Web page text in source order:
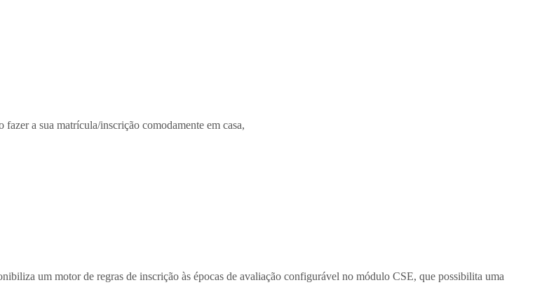
a sua matrícula/inscrição comodamente em casa,
um motor de regras de inscrição às épocas de avaliação configurável no módulo CSE, que possibilita uma